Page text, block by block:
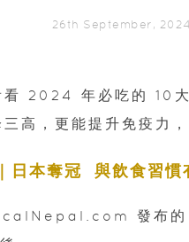
26th September, 2024
看 2024 年必吃的 10
高，更能提升免疫力，
日本奪冠 與飲食習慣
發布的